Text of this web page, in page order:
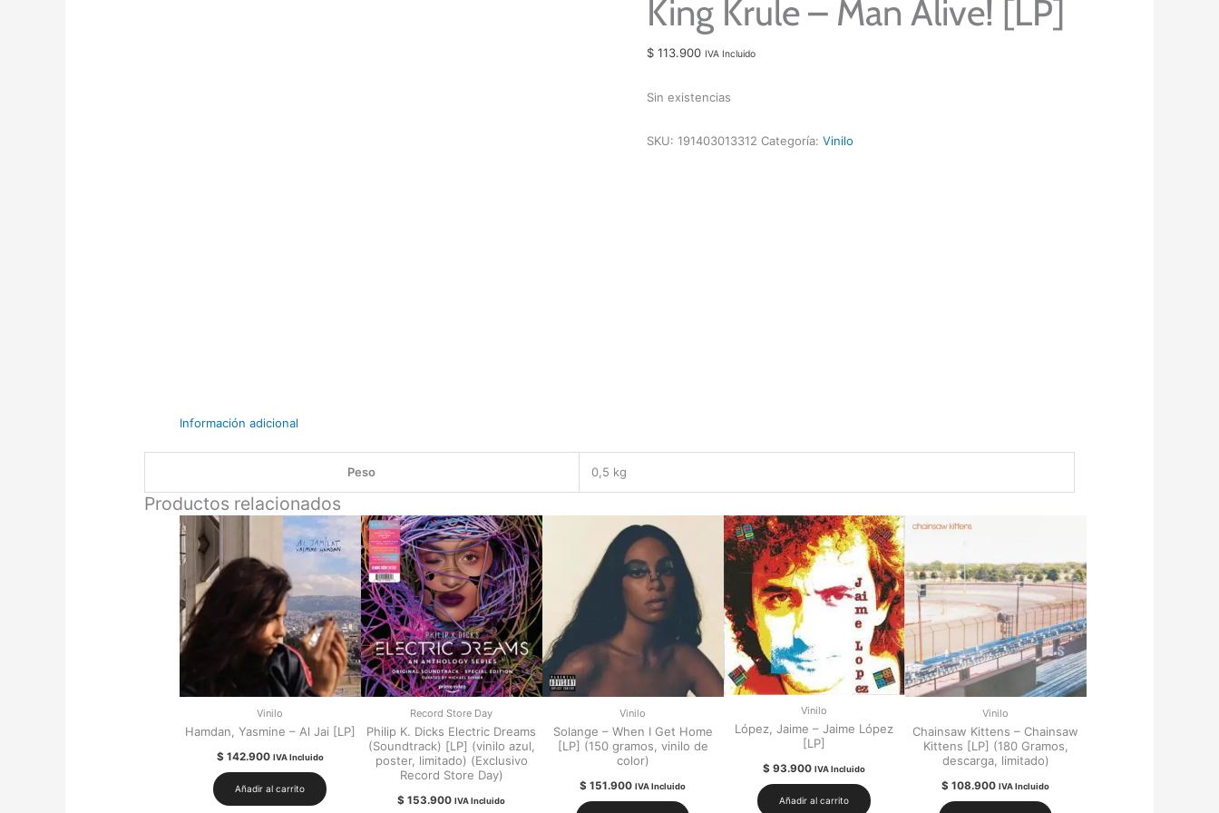
King Krule – Man Alive! [LP]
$ 113.900 IVA Incluido
Sin existencias
SKU:191403013312 Categoría:Vinilo
Información adicional
Peso 0,5 kg
Productos relacionados
Vinilo
Hamdan, Yasmine – Al Jai [LP]
$142.900 IVA Incluido
Añadir al carrito
Record Store Day
Philip K. Dicks Electric Dreams
(Soundtrack) [LP] (vinilo azul,
poster, limitado) (Exclusivo
Record Store Day)
$ 153.900 IVA Incluido
Vinilo
Solange – When I Get Home
[LP] (150 gramos, vinilo de
color)
$ 151.900 IVA Incluido
Vinilo
López, Jaime – Jaime López
[LP]
$ 93.900 IVA Incluido
Añadir al carrito
Vinilo
Chainsaw Kittens – Chainsaw
Kittens [LP] (180 Gramos,
descarga, limitado)
$ 108.900 IVA Incluido